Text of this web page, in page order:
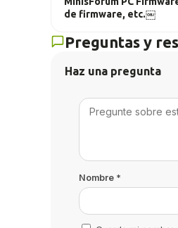
de firmware, etc.￼
Preguntas y
Haz una pregunta
Nombre *